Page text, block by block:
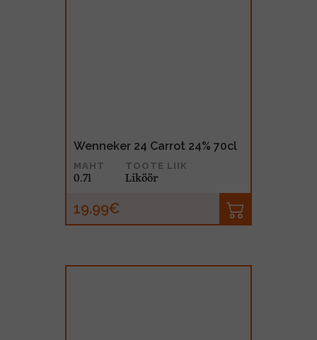
Wenneker 24 Carrot 24% 70cl
MAHT
0.7l
TOOTE LIIK
Liköör
19.99€